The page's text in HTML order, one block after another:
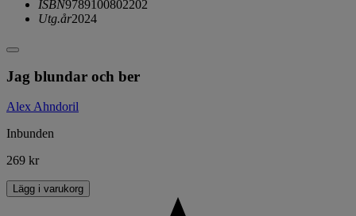
ISBN9789100802202
Utg.år2024
Jag blundar och ber
Alex Ahndoril
Inbunden
269 kr
Lägg i varukorg